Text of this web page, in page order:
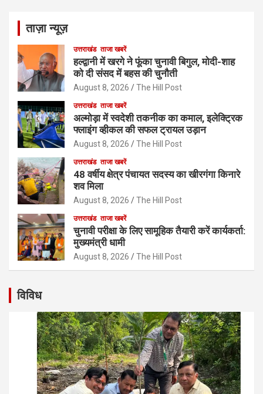
ताज़ा न्यूज़
उत्तराखंड ताजा खबरें
हल्द्वानी में खरगे ने फूंका चुनावी बिगुल, मोदी-शाह
को दी संसद में बहस की चुनौती
August 8, 2026 The Hill Post
उत्तराखंड ताजा खबरें
अल्मोड़ा में स्वदेशी तकनीक का कमाल, इलेक्ट्रिक
फ्लाइंग व्हीकल की सफल ट्रायल उड़ान
August 8, 2026 The Hill Post
उत्तराखंड ताजा खबरें
48 वर्षीय क्षेत्र पंचायत सदस्य का खीरगंगा किनारे
शव मिला
August 8, 2026 The Hill Post
उत्तराखंड ताजा खबरें
चुनावी परीक्षा के लिए सामूहिक तैयारी करें कार्यकर्ता:
मुख्यमंत्री धामी
August 8, 2026 The Hill Post
विविध